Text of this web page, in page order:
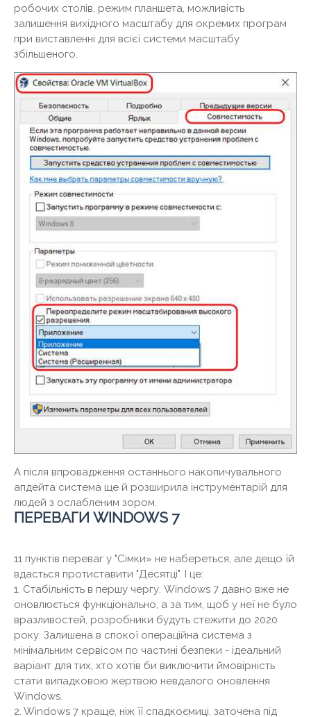
робочих столів, режим планшета, можливість
залишення вихідного масштабу для окремих програм
при виставленні для всієї системи масштабу
збільшеного.
А після впровадження останнього накопичувального
апдейта система ще й розширила інструментарій для
людей з ослабленим зором.
ПЕРЕВАГИ WINDOWS 7
11 пунктів переваг у "Сімки» не набереться, але дещо їй
вдасться протиставити "Десятці". І це:
1. Стабільність в першу чергу. Windows 7 давно вже не
оновлюється функціонально, а за тим, щоб у неї не було
вразливостей, розробники будуть стежити до 2020
року. Залишена в спокої операційна система з
мінімальним сервісом по частині безпеки - ідеальний
варіант для тих, хто хотів би виключити ймовірність
стати випадковою жертвою невдалого оновлення
Windows.
2. Windows 7 краще, ніж її спадкоємиці, заточена під